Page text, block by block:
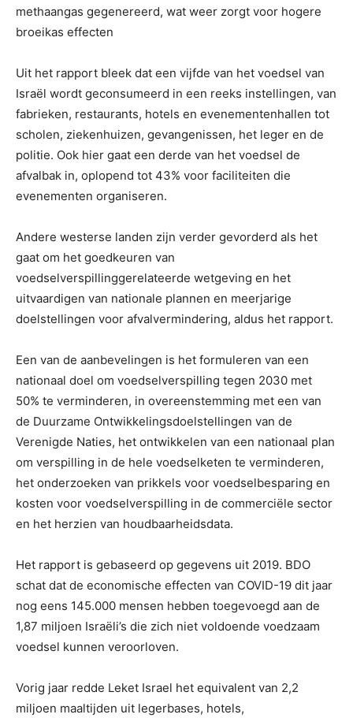
methaangas gegenereerd, wat weer zorgt voor hogere
broeikas effecten
Uit het rapport bleek dat een vijfde van het voedsel van
Israël wordt geconsumeerd in een reeks instellingen, van
fabrieken, restaurants, hotels en evenementenhallen tot
scholen, ziekenhuizen, gevangenissen, het leger en de
politie. Ook hier gaat een derde van het voedsel de
afvalbak in, oplopend tot 43% voor faciliteiten die
evenementen organiseren.
Andere westerse landen zijn verder gevorderd als het
gaat om het goedkeuren van
voedselverspillinggerelateerde wetgeving en het
uitvaardigen van nationale plannen en meerjarige
doelstellingen voor afvalvermindering, aldus het rapport.
Een van de aanbevelingen is het formuleren van een
nationaal doel om voedselverspilling tegen 2030 met
50% te verminderen, in overeenstemming met een van
de Duurzame Ontwikkelingsdoelstellingen van de
Verenigde Naties, het ontwikkelen van een nationaal plan
om verspilling in de hele voedselketen te verminderen,
het onderzoeken van prikkels voor voedselbesparing en
kosten voor voedselverspilling in de commerciële sector
en het herzien van houdbaarheidsdata.
Het rapport is gebaseerd op gegevens uit 2019. BDO
schat dat de economische effecten van COVID-19 dit jaar
nog eens 145.000 mensen hebben toegevoegd aan de
1,87 miljoen Israëli’s die zich niet voldoende voedzaam
voedsel kunnen veroorloven.
Vorig jaar redde Leket Israel het equivalent van 2,2
miljoen maaltijden uit legerbases, hotels,